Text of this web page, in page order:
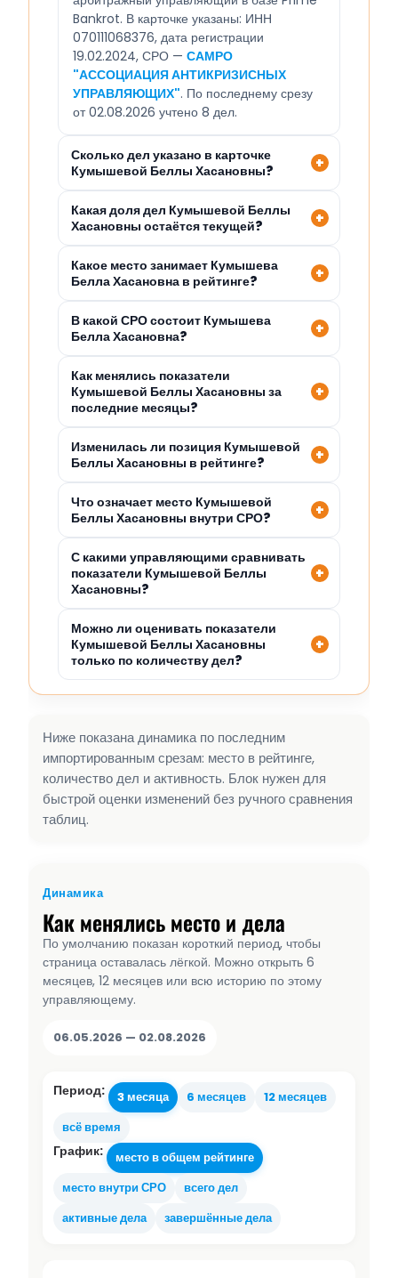
Bankrot. В карточке указаны: ИНН
070111068376, дата регистрации
19.02.2024, СРО — САМРО
"АССОЦИАЦИЯ АНТИКРИЗИСНЫХ
УПРАВЛЯЮЩИХ". По последнему срезу
от 02.08.2026 учтено 8 дел.
Сколько дел указано в карточке
Кумышевой Беллы Хасановны?
Какая доля дел Кумышевой Беллы
Хасановны остаётся текущей?
Какое место занимает Кумышева
Белла Хасановна в рейтинге?
В какой СРО состоит Кумышева
Белла Хасановна?
Как менялись показатели
Кумышевой Беллы Хасановны за
последние месяцы?
Изменилась ли позиция Кумышевой
Беллы Хасановны в рейтинге?
Что означает место Кумышевой
Беллы Хасановны внутри СРО?
С какими управляющими сравнивать
показатели Кумышевой Беллы
Хасановны?
Можно ли оценивать показатели
Кумышевой Беллы Хасановны
только по количеству дел?
Ниже показана динамика по последним
импортированным срезам: место в рейтинге,
количество дел и активность. Блок нужен для
быстрой оценки изменений без ручного сравнения
таблиц.
Динамика
Как менялись место и дела
По умолчанию показан короткий период, чтобы
страница оставалась лёгкой. Можно открыть 6
месяцев, 12 месяцев или всю историю по этому
управляющему.
06.05.2026 — 02.08.2026
Период: 3 месяца 6 месяцев
12 месяцев
всё время
График:
место в общем рейтинге
место внутри СРО
всего дел
активные дела
завершённые дела